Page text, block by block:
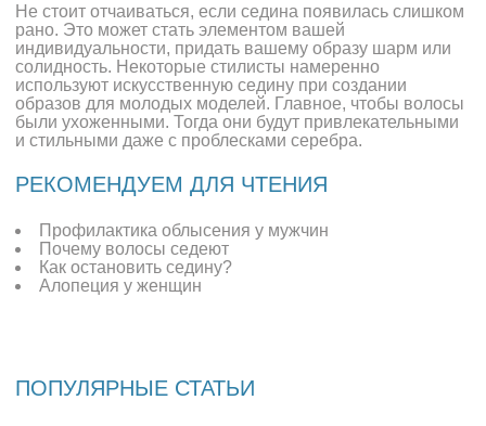
Не стоит отчаиваться, если седина появилась слишком
рано. Это может стать элементом вашей
индивидуальности, придать вашему образу шарм или
солидность. Некоторые стилисты намеренно
используют искусственную седину при создании
образов для молодых моделей. Главное, чтобы волосы
были ухоженными. Тогда они будут привлекательными
и стильными даже с проблесками серебра.
РЕКОМЕНДУЕМ ДЛЯ ЧТЕНИЯ
Профилактика облысения у мужчин
Почему волосы седеют
Как остановить седину?
Алопеция у женщин
ПОПУЛЯРНЫЕ СТАТЬИ